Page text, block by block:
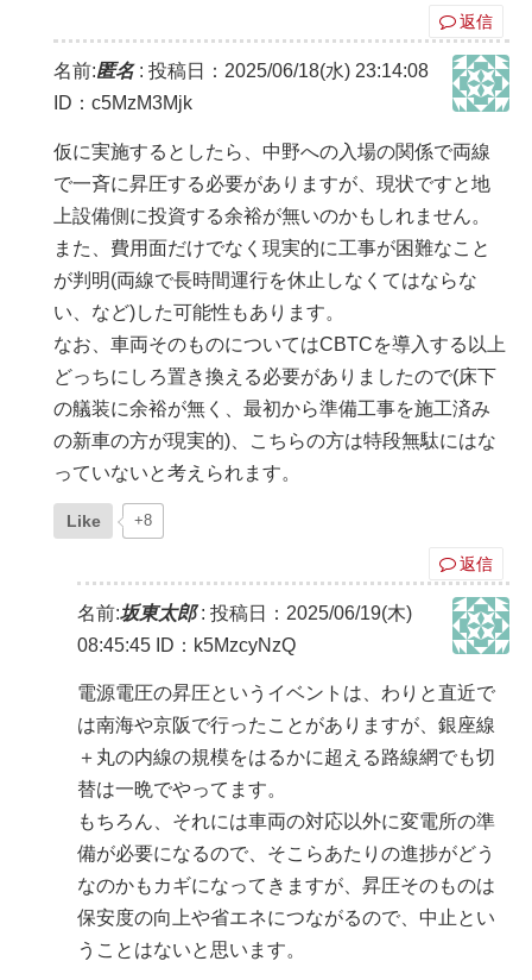
返信
名前:匿名: 投稿日：2025/06/18(水) 23:14:08
ID：c5MzM3Mjk
仮に実施するとしたら、中野への入場の関係で両線
で一斉に昇圧する必要がありますが、現状ですと地
上設備側に投資する余裕が無いのかもしれません。
また、費用面だけでなく現実的に工事が困難なこと
が判明(両線で長時間運行を休止しなくてはならな
い、など)した可能性もあります。
なお、車両そのものについてはCBTCを導入する以上
どっちにしろ置き換える必要がありましたので(床下
の艤装に余裕が無く、最初から準備工事を施工済み
の新車の方が現実的)、こちらの方は特段無駄にはな
っていないと考えられます。
Like +8
返信
名前:坂東太郎: 投稿日：2025/06/19(木)
08:45:45 ID：k5MzcyNzQ
電源電圧の昇圧というイベントは、わりと直近で
は南海や京阪で行ったことがありますが、銀座線
＋丸の内線の規模をはるかに超える路線網でも切
替は一晩でやってます。
もちろん、それには車両の対応以外に変電所の準
備が必要になるので、そこらあたりの進捗がどう
なのかもカギになってきますが、昇圧そのものは
保安度の向上や省エネにつながるので、中止とい
うことはないと思います。